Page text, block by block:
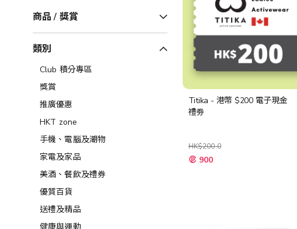
Titika - 港幣 $200 電子現金
禮劵
HK$200.0
特
殊 900
商品 / 獎賞
類別
Club 積分專區
獎賞
推廣優惠
HKT zone
手機、電腦及潮物
家電及家品
美酒、餐飲及禮券​
優質百貨
送禮及精品